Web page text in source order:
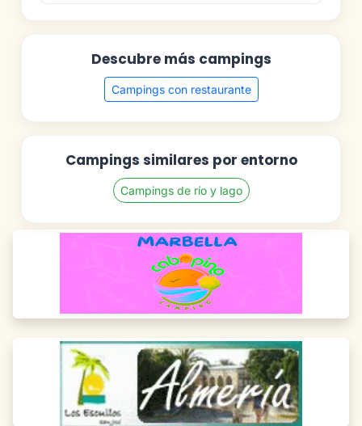
Descubre más campings
Campings con restaurante
Campings similares por entorno
Campings de río y lago